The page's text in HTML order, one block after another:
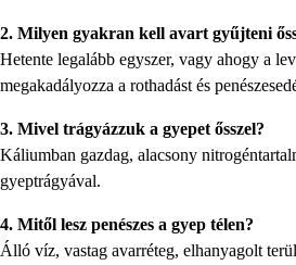
2. Milyen gyakran kell avart gyűjteni
Hetente legalább egyszer, vagy ahogy a
megakadályozza a rothadást és
3. Mivel trágyázzuk a gyepet ősszel?
Káliumban gazdag, alacsony
gyeptrágyával.
4. Mitől lesz penészes a gyep télen?
Álló víz, vastag avarréteg, elhanyagolt